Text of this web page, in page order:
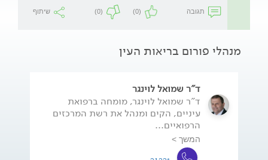
תגובה (0)
(0) שיתוף
מנהלי פורום בריאות העין
ד"ר שמואל לוינגר
ד"ר שמואל לוינגר, מומחה ברפואת
עיניים, הקים ומנהל את רשת המרכזים
הרפואיים...
המשך >